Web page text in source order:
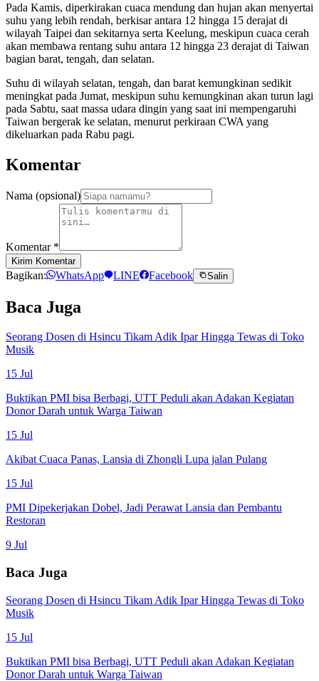
Pada Kamis, diperkirakan cuaca mendung dan hujan akan menyertai
suhu yang lebih rendah, berkisar antara 12 hingga 15 derajat di
wilayah Taipei dan sekitarnya serta Keelung, meskipun cuaca cerah
akan membawa rentang suhu antara 12 hingga 23 derajat di Taiwan
bagian barat, tengah, dan selatan.
Suhu di wilayah selatan, tengah, dan barat kemungkinan sedikit
meningkat pada Jumat, meskipun suhu kemungkinan akan turun lagi
pada Sabtu, saat massa udara dingin yang saat ini mempengaruhi
Taiwan bergerak ke selatan, menurut perkiraan CWA yang
dikeluarkan pada Rabu pagi.
Komentar
Nama (opsional)
Komentar *
Kirim Komentar
Bagikan: WhatsApp LINE Facebook Salin
Baca Juga
Seorang Dosen di Hsincu Tikam Adik Ipar Hingga Tewas di Toko
Musik
15 Jul
Buktikan PMI bisa Berbagi, UTT Peduli akan Adakan Kegiatan
Donor Darah untuk Warga Taiwan
15 Jul
Akibat Cuaca Panas, Lansia di Zhongli Lupa jalan Pulang
15 Jul
PMI Dipekerjakan Dobel, Jadi Perawat Lansia dan Pembantu
Restoran
9 Jul
Baca Juga
Seorang Dosen di Hsincu Tikam Adik Ipar Hingga Tewas di Toko
Musik
15 Jul
Buktikan PMI bisa Berbagi, UTT Peduli akan Adakan Kegiatan
Donor Darah untuk Warga Taiwan